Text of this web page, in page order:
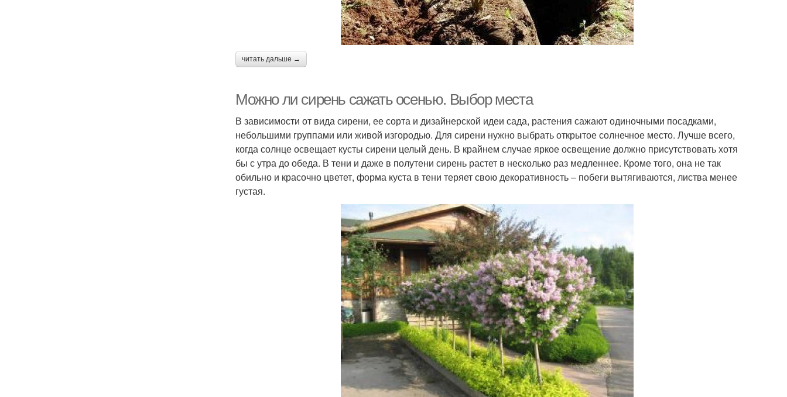
читать дальше →
Можно ли сирень сажать осенью. Выбор места
В зависимости от вида сирени, ее сорта и дизайнерской идеи сада, растения сажают одиночными посадками,
небольшими группами или живой изгородью. Для сирени нужно выбрать открытое солнечное место. Лучше всего,
когда солнце освещает кусты сирени целый день. В крайнем случае яркое освещение должно присутствовать хотя
бы с утра до обеда. В тени и даже в полутени сирень растет в несколько раз медленнее. Кроме того, она не так
обильно и красочно цветет, форма куста в тени теряет свою декоративность – побеги вытягиваются, листва менее
густая.